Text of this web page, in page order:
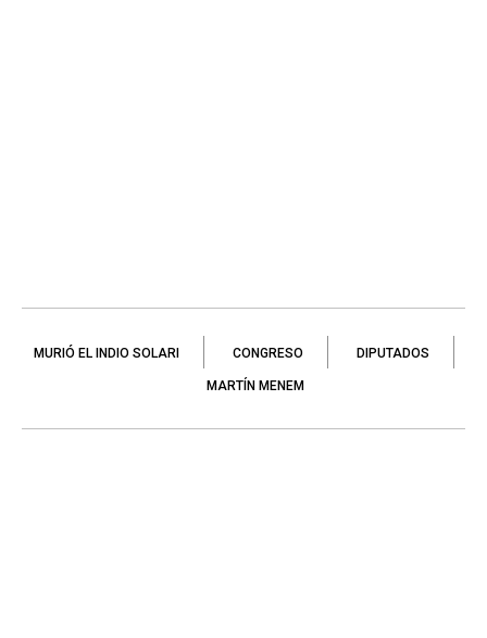
MURIÓ EL INDIO SOLARI CONGRESO DIPUTADOS
MARTÍN MENEM